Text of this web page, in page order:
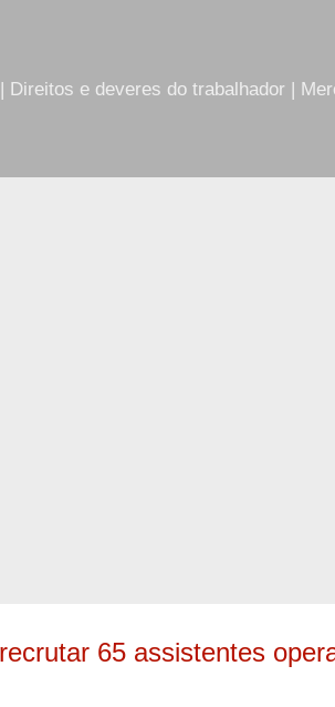
Direitos e deveres do trabalhador |
65 assistentes